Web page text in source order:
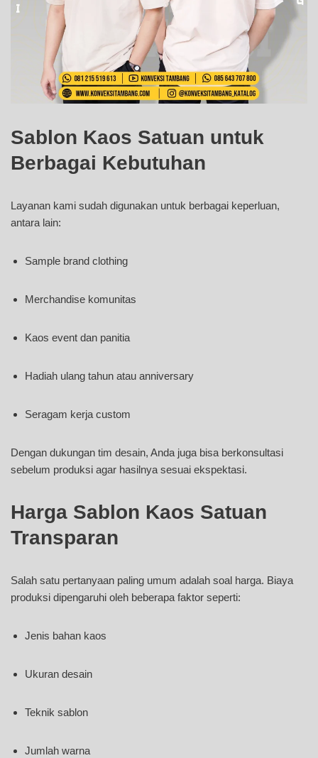
Sablon Kaos Satuan untuk
Berbagai Kebutuhan
Layanan kami sudah digunakan untuk berbagai keperluan,
antara lain:
Sample brand clothing
Merchandise komunitas
Kaos event dan panitia
Hadiah ulang tahun atau anniversary
Seragam kerja custom
Dengan dukungan tim desain, Anda juga bisa berkonsultasi
sebelum produksi agar hasilnya sesuai ekspektasi.
Harga Sablon Kaos Satuan
Transparan
Salah satu pertanyaan paling umum adalah soal harga. Biaya
produksi dipengaruhi oleh beberapa faktor seperti:
Jenis bahan kaos
Ukuran desain
Teknik sablon
Jumlah warna